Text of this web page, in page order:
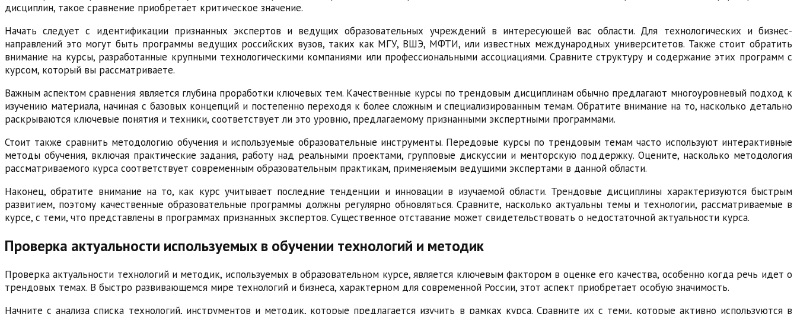
дисциплин, такое сравнение приобретает критическое значение.
Начать следует с идентификации признанных экспертов и ведущих образовательных учреждений в интересующей вас области. Для технологических и бизнес-
направлений это могут быть программы ведущих российских вузов, таких как МГУ, ВШЭ, МФТИ, или известных международных университетов. Также стоит обратить
внимание на курсы, разработанные крупными технологическими компаниями или профессиональными ассоциациями. Сравните структуру и содержание этих программ с
курсом, который вы рассматриваете.
Важным аспектом сравнения является глубина проработки ключевых тем. Качественные курсы по трендовым дисциплинам обычно предлагают многоуровневый подход к
изучению материала, начиная с базовых концепций и постепенно переходя к более сложным и специализированным темам. Обратите внимание на то, насколько детально
раскрываются ключевые понятия и техники, соответствует ли это уровню, предлагаемому признанными экспертными программами.
Стоит также сравнить методологию обучения и используемые образовательные инструменты. Передовые курсы по трендовым темам часто используют интерактивные
методы обучения, включая практические задания, работу над реальными проектами, групповые дискуссии и менторскую поддержку. Оцените, насколько методология
рассматриваемого курса соответствует современным образовательным практикам, применяемым ведущими экспертами в данной области.
Наконец, обратите внимание на то, как курс учитывает последние тенденции и инновации в изучаемой области. Трендовые дисциплины характеризуются быстрым
развитием, поэтому качественные образовательные программы должны регулярно обновляться. Сравните, насколько актуальны темы и технологии, рассматриваемые в
курсе, с теми, что представлены в программах признанных экспертов. Существенное отставание может свидетельствовать о недостаточной актуальности курса.
Проверка актуальности используемых в обучении технологий и методик
Проверка актуальности технологий и методик, используемых в образовательном курсе, является ключевым фактором в оценке его качества, особенно когда речь идет о
трендовых темах. В быстро развивающемся мире технологий и бизнеса, характерном для современной России, этот аспект приобретает особую значимость.
Начните с анализа списка технологий, инструментов и методик, которые предлагается изучить в рамках курса. Сравните их с теми, которые активно используются в